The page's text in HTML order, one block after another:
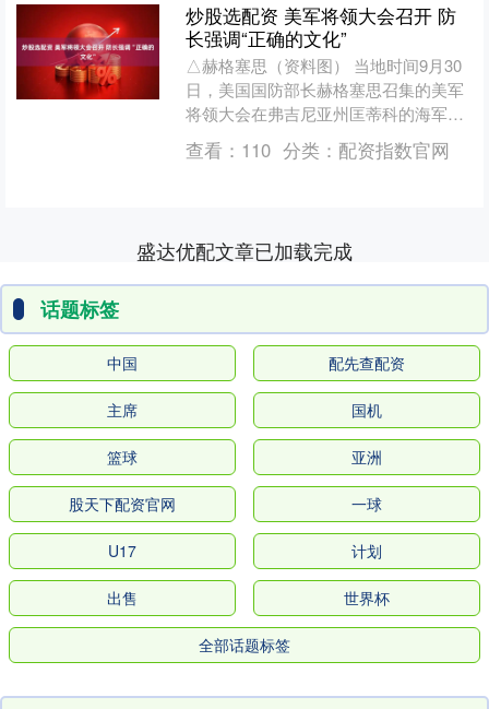
炒股选配资 美军将领大会召开 防
长强调“正确的文化”
△赫格塞思（资料图） 当地时间9月30
日，美国国防部长赫格塞思召集的美军
将领大会在弗吉尼亚州匡蒂科的海军陆
战队基地举行。赫格塞思发表讲话称，
国防部需要有“合适的....
查看： 110 分类： 配资指数官网
盛达优配文章已加载完成
话题标签
中国 配先查配资
主席 国机
篮球 亚洲
股天下配资官网 一球
U17 计划
出售 世界杯
全部话题标签